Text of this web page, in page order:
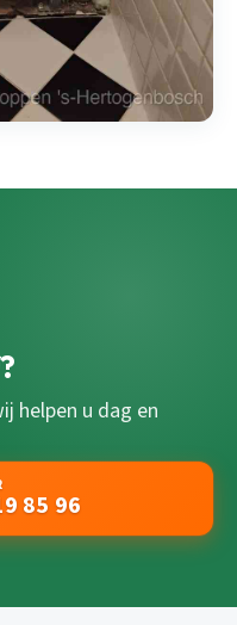
helpen u dag en
85 96